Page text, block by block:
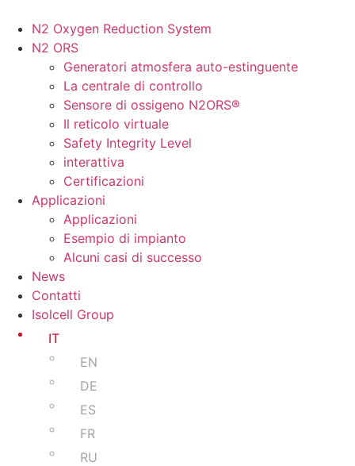
contenuto
N2 Oxygen Reduction System
N2 ORS
Generatori atmosfera auto-estinguente
La centrale di controllo
Sensore di ossigeno N2ORS®
Il reticolo virtuale
Safety Integrity Level
interattiva
Certificazioni
Applicazioni
Applicazioni
Esempio di impianto
Alcuni casi di successo
News
Contatti
Isolcell Group
IT
EN
DE
ES
FR
RU